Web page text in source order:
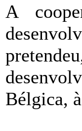
A
Bélgica,